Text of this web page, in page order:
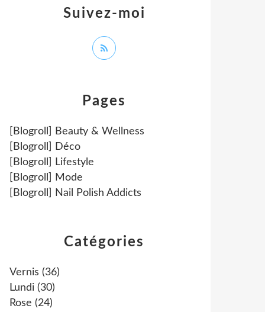
Catégories
Vernis (36)
Lundi (30)
Rose (24)
Pages
[Blogroll] Beauty & Wellness
[Blogroll] Déco
[Blogroll] Lifestyle
[Blogroll] Mode
[Blogroll] Nail Polish Addicts
Suivez-moi